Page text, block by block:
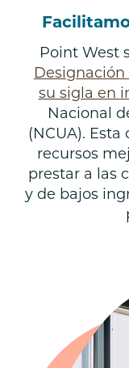
Point West
Designación
su sigla en
Nacional
(NCUA).
recursos
prestar a las
y de bajos